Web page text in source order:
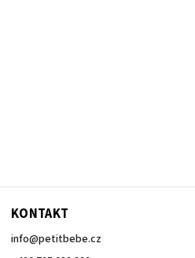
KONTAKT
info@petitbebe.cz